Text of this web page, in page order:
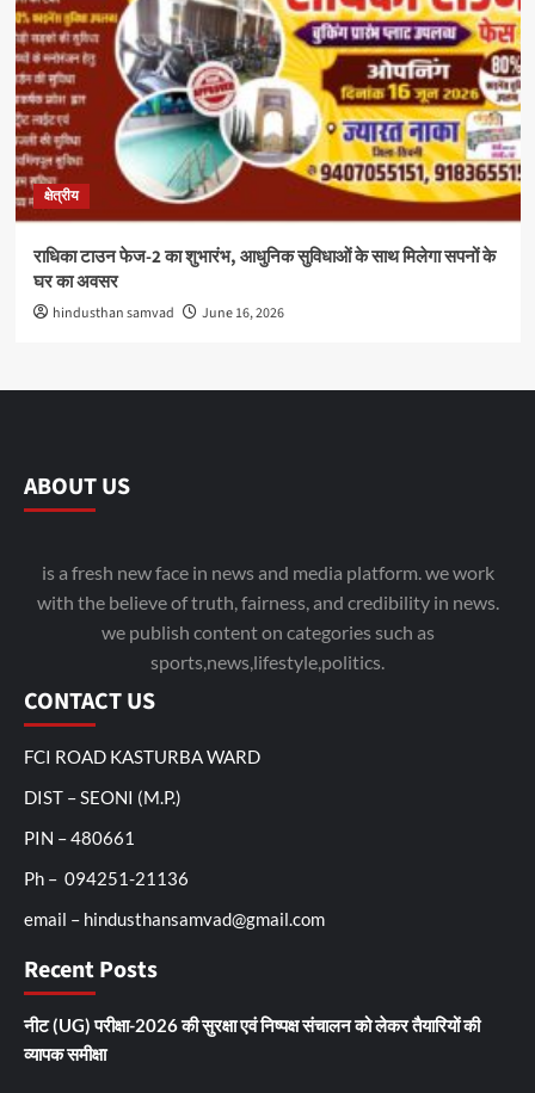
क्षेत्रीय
राधिका टाउन फेज-2 का शुभारंभ, आधुनिक सुविधाओं के साथ मिलेगा सपनों के
घर का अवसर
hindusthan samvad June 16, 2026
ABOUT US
is a fresh new face in news and media platform. we work
with the believe of truth, fairness, and credibility in news.
we publish content on categories such as
sports,news,lifestyle,politics.
CONTACT US
FCI ROAD KASTURBA WARD
DIST – SEONI (M.P.)
PIN – 480661
Ph – 094251-21136
email – hindusthansamvad@gmail.com
Recent Posts
नीट (UG) परीक्षा-2026 की सुरक्षा एवं निष्पक्ष संचालन को लेकर तैयारियों की
व्यापक समीक्षा